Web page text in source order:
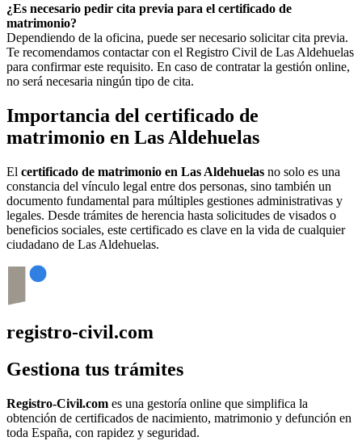
¿Es necesario pedir cita previa para el certificado de
matrimonio?
Dependiendo de la oficina, puede ser necesario solicitar cita previa.
Te recomendamos contactar con el Registro Civil de Las Aldehuelas
para confirmar este requisito. En caso de contratar la gestión online,
no será necesaria ningún tipo de cita.
Importancia del certificado de
matrimonio en Las Aldehuelas
El certificado de matrimonio en Las Aldehuelas no solo es una
constancia del vínculo legal entre dos personas, sino también un
documento fundamental para múltiples gestiones administrativas y
legales. Desde trámites de herencia hasta solicitudes de visados o
beneficios sociales, este certificado es clave en la vida de cualquier
ciudadano de Las Aldehuelas.
registro-civil.com
Gestiona tus trámites
Registro-Civil.com es una gestoría online que simplifica la
obtención de certificados de nacimiento, matrimonio y defunción en
toda España, con rapidez y seguridad.